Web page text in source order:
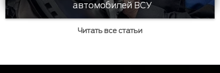
автомобилей ВСУ
Читать все статьи